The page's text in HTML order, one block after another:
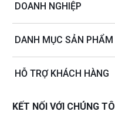
DOANH NGHIỆP
DANH MỤC SẢN PHẨM
HỖ TRỢ KHÁCH HÀNG
KẾT NỐI VỚI CHÚNG TÔI